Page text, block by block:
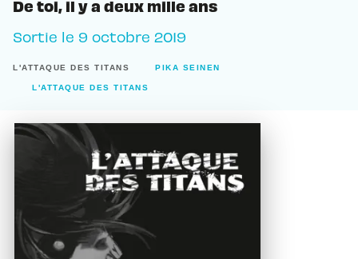
De toi, il y a deux mille ans
Sortie le 9 octobre 2019
L'ATTAQUE DES TITANS PIKA SEINEN
L'ATTAQUE DES TITANS